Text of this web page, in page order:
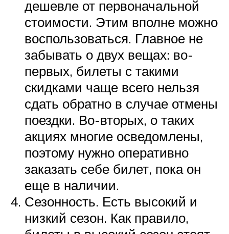
дешевле от первоначальной
стоимости. Этим вполне можно
воспользоваться. Главное не
забывать о двух вещах: во-
первых, билеты с такими
скидками чаще всего нельзя
сдать обратно в случае отмены
поездки. Во-вторых, о таких
акциях многие осведомлены,
поэтому нужно оперативно
заказать себе билет, пока он
еще в наличии.
Сезонность. Есть высокий и
низкий сезон. Как правило,